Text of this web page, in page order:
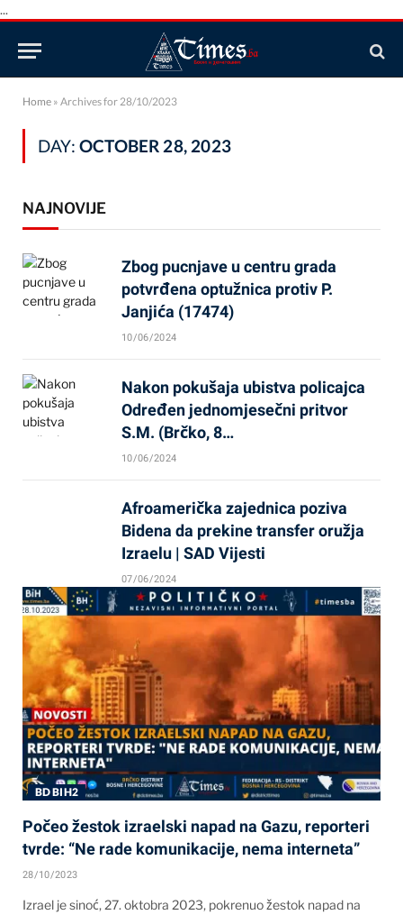
...
Home » Archives for 28/10/2023
DAY: OCTOBER 28, 2023
NAJNOVIJE
Zbog pucnjave u centru grada
potvrđena optužnica protiv P.
Janjića (17474)
10/06/2024
Nakon pokušaja ubistva policajca
Određen jednomjesečni pritvor
S.M. (Brčko, 8…
10/06/2024
Afroamerička zajednica poziva
Bidena da prekine transfer oružja
Izraelu | SAD Vijesti
07/06/2024
BD BIH2
Počeo žestok izraelski napad na Gazu, reporteri
tvrde: “Ne rade komunikacije, nema interneta”
28/10/2023
Izrael je sinoć, 27. oktobra 2023, pokrenuo žestok napad na